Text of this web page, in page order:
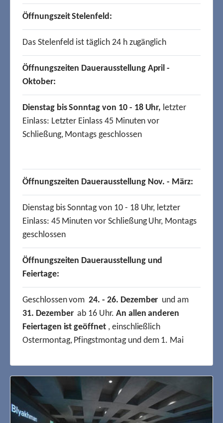
Öffnungszeit Stelenfeld:
Das Stelenfeld ist täglich 24 h zugänglich
Öffnungszeiten Dauerausstellung April -
Oktober:
Dienstag bis Sonntag von 10 - 18 Uhr, letzter
Einlass: Letzter Einlass 45 Minuten vor
Schließung, Montags geschlossen
Öffnungszeiten Dauerausstellung Nov. - März:
Dienstag bis Sonntag von 10 - 18 Uhr, letzter
Einlass: 45 Minuten vor Schließung Uhr, Montags
geschlossen
Öffnungszeiten Dauerausstellung und
Feiertage:
Geschlossen vom24. - 26. Dezember und am
31. Dezemberab 16 Uhr. An allen anderen
Feiertagen ist geöffnet, einschließlich
Ostermontag, Pfingstmontag und dem 1. Mai